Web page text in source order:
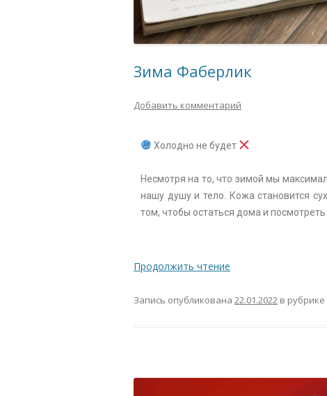
Зима Фаберлик
Добавить комментарий
Холодно не будет
Несмотря на то, что зимой мы
нашу душу и тело. Кожа становится
том, чтобы остаться дома и
Продолжить чтение
Запись опубликована 22.01.2022 в рубрике